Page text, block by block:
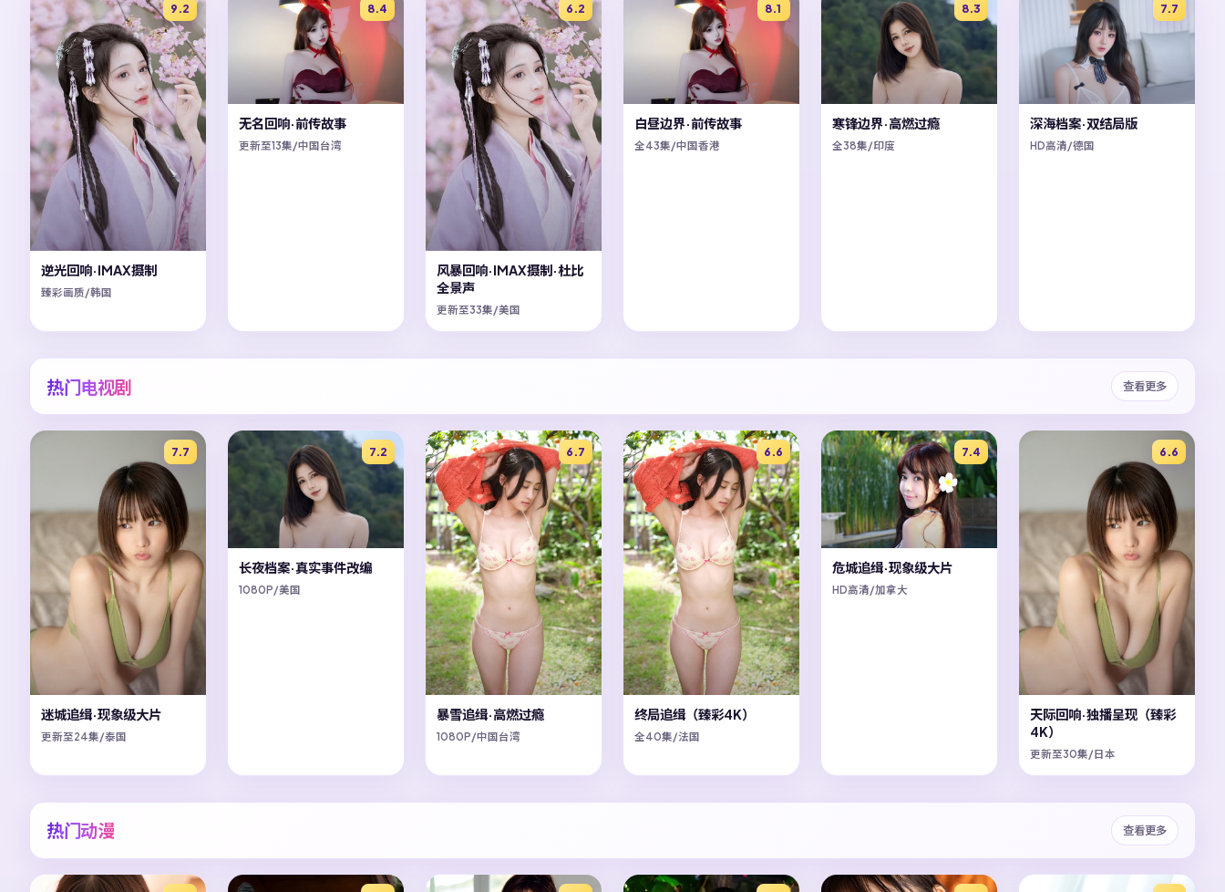
9.2
逆光回响·IMAX摄制
臻彩画质/韩国
8.4
无名回响·前传故事
更新至13集/中国台湾
6.2
风暴回响·IMAX摄制·杜比
全景声
更新至33集/美国
8.1
白昼边界·前传故事
全43集/中国香港
8.3
寒锋边界·高燃过瘾
全38集/印度
7.7
深海档案·双结局版
HD高清/德国
热门电视剧 查看更多
7.7
迷城追缉·现象级大片
更新至24集/泰国
7.2
长夜档案·真实事件改编
1080P/美国
6.7
暴雪追缉·高燃过瘾
1080P/中国台湾
6.6
终局追缉（臻彩4K）
全40集/法国
7.4
危城追缉·现象级大片
HD高清/加拿大
6.6
天际回响·独播呈现（臻彩
4K）
更新至30集/日本
热门动漫 查看更多